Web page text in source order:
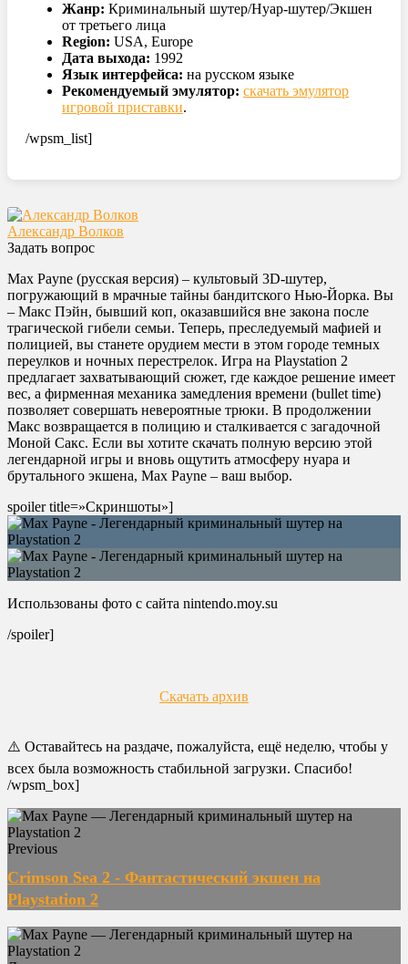
Жанр: Криминальный шутер/Нуар-шутер/Экшен
от третьего лица
Region: USA, Europe
Дата выхода: 1992
Язык интерфейса: на русском языке
Рекомендуемый эмулятор: скачать эмулятор
игровой приставки.
/wpsm_list]
Александр Волков
Задать вопрос
Max Payne (русская версия) – культовый 3D-шутер,
погружающий в мрачные тайны бандитского Нью-Йорка. Вы
– Макс Пэйн, бывший коп, оказавшийся вне закона после
трагической гибели семьи. Теперь, преследуемый мафией и
полицией, вы станете орудием мести в этом городе темных
переулков и ночных перестрелок. Игра на Playstation 2
предлагает захватывающий сюжет, где каждое решение имеет
вес, а фирменная механика замедления времени (bullet time)
позволяет совершать невероятные трюки. В продолжении
Макс возвращается в полицию и сталкивается с загадочной
Моной Сакс. Если вы хотите скачать полную версию этой
легендарной игры и вновь ощутить атмосферу нуара и
брутального экшена, Max Payne – ваш выбор.
spoiler title=»Скриншоты»]
Использованы фото с сайта nintendo.moy.su
/spoiler]
Скачать архив
⚠️ Оставайтесь на раздаче, пожалуйста, ещё неделю, чтобы у
всех была возможность стабильной загрузки. Спасибо!
/wpsm_box]
Previous
Crimson Sea 2 - Фантастический экшен на
Playstation 2